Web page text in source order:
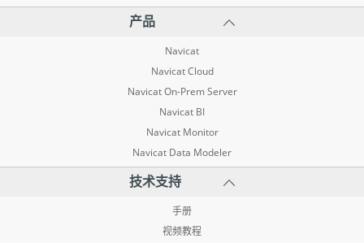
产品
Navicat
Navicat Cloud
Navicat On-Prem Server
Navicat BI
Navicat Monitor
Navicat Data Modeler
技术支持
手册
视频教程